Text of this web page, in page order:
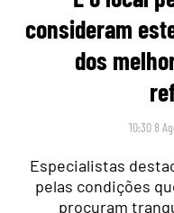
consideram
dos
10:30 8
Especialistas
pelas condições
procuram